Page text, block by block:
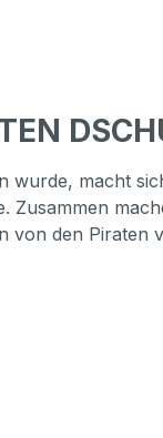
macht
von den Piraten